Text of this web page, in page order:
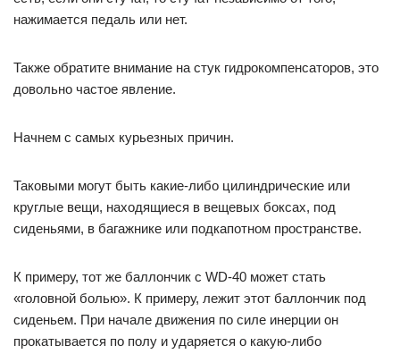
нажимается педаль или нет.
Также обратите внимание на стук гидрокомпенсаторов, это
довольно частое явление.
Начнем с самых курьезных причин.
Таковыми могут быть какие-либо цилиндрические или
круглые вещи, находящиеся в вещевых боксах, под
сиденьями, в багажнике или подкапотном пространстве.
К примеру, тот же баллончик с WD-40 может стать
«головной болью». К примеру, лежит этот баллончик под
сиденьем. При начале движения по силе инерции он
прокатывается по полу и ударяется о какую-либо